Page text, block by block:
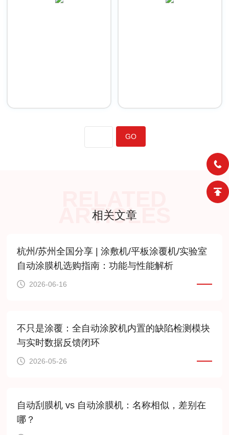
ARTICLES
相关文章
杭州/苏州全国分享 | 涂敷机/平板涂覆机/实验室
自动涂膜机选购指南：功能与性能解析
2026-06-16
不只是涂覆：全自动涂胶机内置的缺陷检测模块
与实时数据反馈闭环
2026-05-26
自动刮膜机 vs 自动涂膜机：名称相似，差别在
哪？